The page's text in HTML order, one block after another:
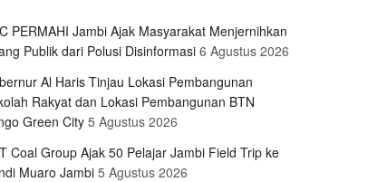
PERMAHI Jambi Ajak Masyarakat Menjernihkan
Publik dari Polusi Disinformasi 6 Agustus 2026
Al Haris Tinjau Lokasi Pembangunan
Rakyat dan Lokasi Pembangunan BTN
Green City 5 Agustus 2026
Coal Group Ajak 50 Pelajar Jambi Field Trip ke
Muaro Jambi5 Agustus 2026